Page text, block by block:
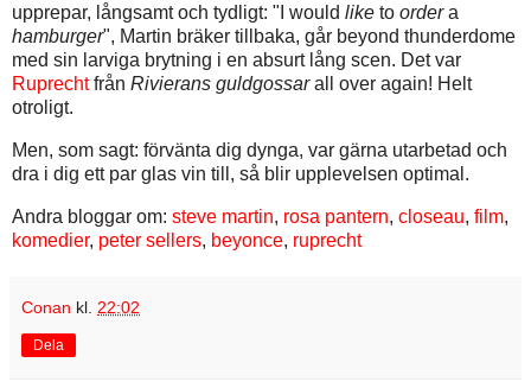
upprepar, långsamt och tydligt: "I would like to ordera
hamburger", Martin bräker tillbaka, går beyond thunderdome
med sin larviga brytning i en absurt lång scen. Det var
Ruprechtfrån Rivierans guldgossarall over again! Helt
otroligt.
Men, som sagt: förvänta dig dynga, var gärna utarbetad och
dra i dig ett par glas vin till, så blir upplevelsen optimal.
Andra bloggar om: steve martin, rosa pantern, closeau, film,
komedier, peter sellers, beyonce, ruprecht
Conan kl. 22:02
Dela